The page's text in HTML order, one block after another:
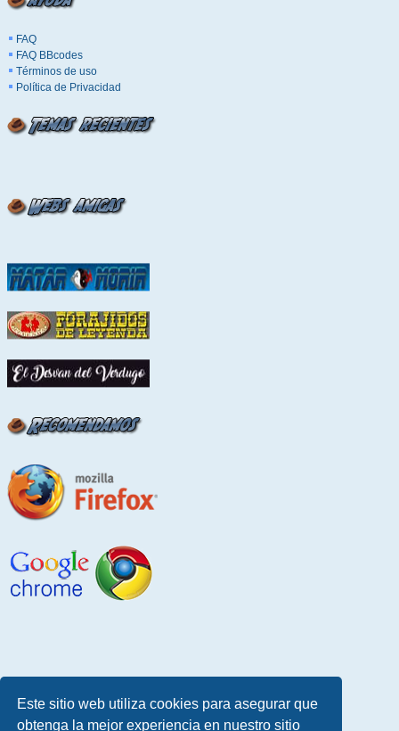
Este sitio web utiliza cookies para asegurar que
obtenga la mejor experiencia en nuestro sitio
FAQ
FAQ BBcodes
Términos de uso
Política de Privacidad